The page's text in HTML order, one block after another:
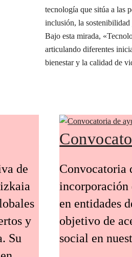
tecnología que sitúa a las
inclusión, la
Bajo esta mirada,
articulando diferentes
bienestar y la calidad de
de
y
Su
Convocatoria
incorporación
en entidades
objetivo de
social en